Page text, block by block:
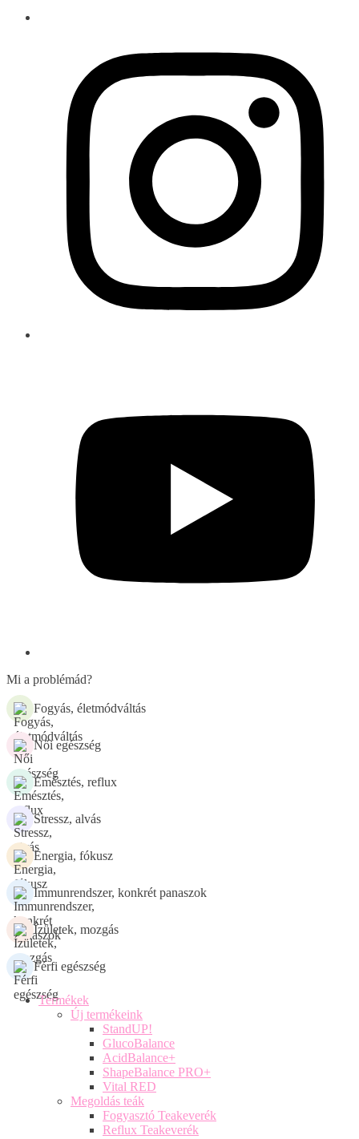
Mi a problémád?
Fogyás, életmódváltás
Női egészség
Emésztés, reflux
Stressz, alvás
Energia, fókusz
Immunrendszer, konkrét panaszok
Ízületek, mozgás
Férfi egészség
Termékek
Új termékeink
StandUP!
GlucoBalance
AcidBalance+
ShapeBalance PRO+
Vital RED
Megoldás teák
Fogyasztó Teakeverék
Reflux Teakeverék